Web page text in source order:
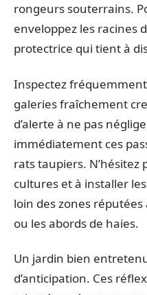
rongeurs souterrains.
enveloppez les racines
protectrice qui tient à
Inspectez
galeries fraîchement
d’alerte à ne pas
immédiatement ces
rats taupiers. N’hésitez
cultures et à installer
loin des zones
ou les abords de haies.
Un jardin bien
d’anticipation. Ces